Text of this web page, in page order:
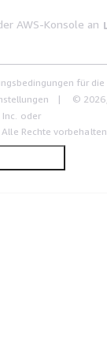
AWS-Konsole an
für die
© 2026,
Inc. oder
Rechte vorbehalten.